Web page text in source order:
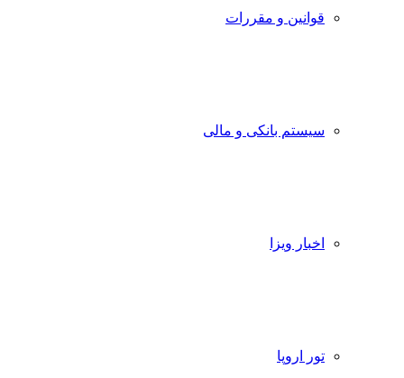
قوانین و مقررات
سیستم بانکی و مالی
اخبار ویزا
تور اروپا